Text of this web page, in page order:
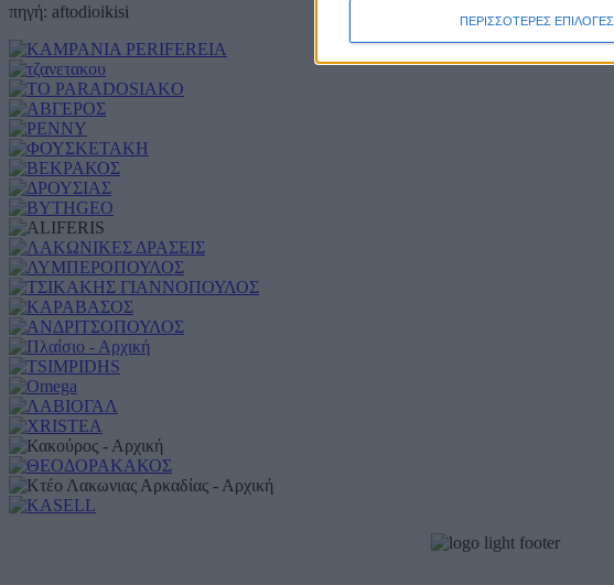
ΠΕΡΙΣΣΟΤΕΡΕΣ ΕΠΙΛΟΓΕΣ
πηγή: aftodioikisi